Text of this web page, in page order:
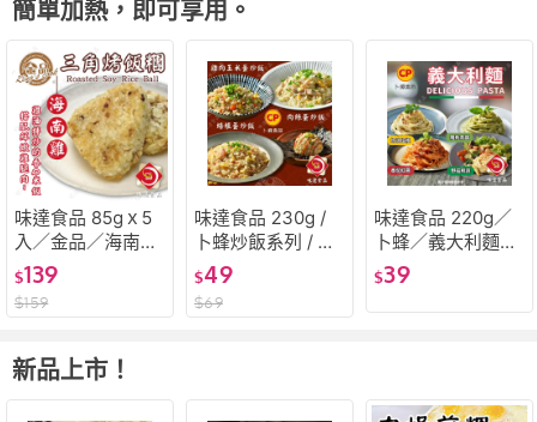
簡單加熱，即可享用。
味達食品 85gｘ5
入／金品／海南雞
飯糰／三角飯糰／
三角烤飯糰／海南
雞／飯糰／烤飯糰
香調理食品
$139
$159
味達食品 230g /
卜蜂炒飯系列 / 加
熱即食 / 炒飯 / 培
根蛋炒飯 / 肉絲蛋
炒飯 / 雞肉玉米蛋
$49
$69
味達食品 220g／
卜蜂／義大利麵系
列／奶油培根義大
利麵／羅勒青醬義
大利麵／番茄紅醬
$39
新品上市！